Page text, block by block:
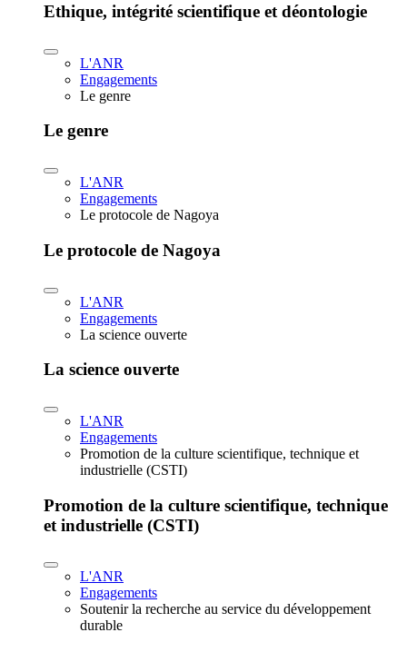
Ethique, intégrité scientifique et déontologie
L'ANR
Engagements
Le genre
Le genre
L'ANR
Engagements
Le protocole de Nagoya
Le protocole de Nagoya
L'ANR
Engagements
La science ouverte
La science ouverte
L'ANR
Engagements
Promotion de la culture scientifique, technique et
industrielle (CSTI)
Promotion de la culture scientifique, technique
et industrielle (CSTI)
L'ANR
Engagements
Soutenir la recherche au service du développement
durable